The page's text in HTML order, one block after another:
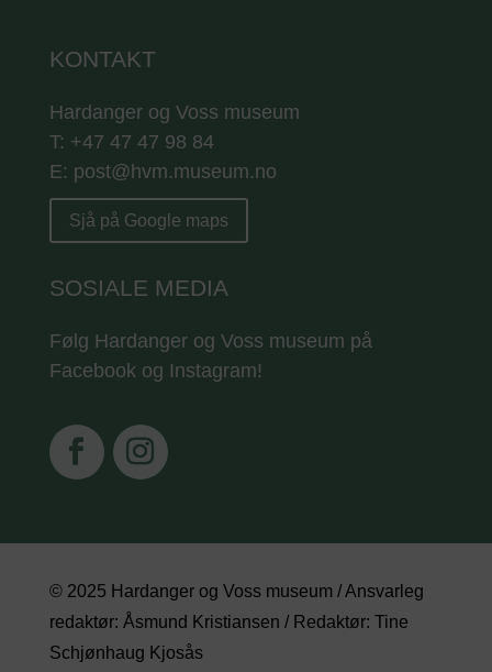
KONTAKT
Hardanger og Voss museum
T: +47 47 47 98 84
E: post@hvm.museum.no
Sjå på Google maps
SOSIALE MEDIA
Følg Hardanger og Voss museum på
Facebook og Instagram!
© 2025 Hardanger og Voss museum / Ansvarleg
redaktør: Åsmund Kristiansen / Redaktør: Tine
Schjønhaug Kjosås